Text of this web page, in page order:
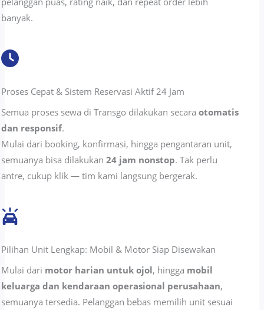
banyak.
Proses Cepat & Sistem Reservasi Aktif 24 Jam
Semua proses sewa di Transgo dilakukan secaraotomatis
dan responsif.
Mulai dari booking, konfirmasi, hingga pengantaran unit,
semuanya bisa dilakukan24 jam nonstop. Tak perlu
antre, cukup klik — tim kami langsung bergerak.
Pilihan Unit Lengkap: Mobil & Motor Siap Disewakan
Mulai dari motor harian untuk ojol, hingga mobil
keluarga dan kendaraan operasional perusahaan,
semuanya tersedia. Pelanggan bebas memilih unit sesuai